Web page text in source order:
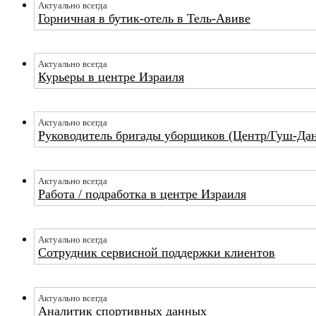
Актуально всегда
Горничная в бутик-отель в Тель-Авиве
Актуально всегда
Курьеры в центре Израиля
Актуально всегда
Руководитель бригады уборщиков (Центр/Гуш-
Актуально всегда
Работа / подработка в центре Израиля
Актуально всегда
Сотрудник сервисной поддержки клиентов
Актуально всегда
Аналитик спортивных данных